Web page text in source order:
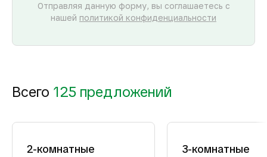
Отправляя данную форму, вы соглашаетесь с
нашей политикой конфиденциальности
Всего 125 предложений
2-комнатные
3-комнатные